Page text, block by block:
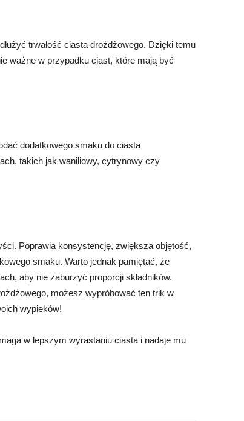
trwałość ciasta drożdżowego. Dzięki temu
ważne w przypadku ciast, które mają być
dodatkowego smaku do ciasta
takich jak waniliowy, cytrynowy czy
Poprawia konsystencję, zwiększa objętość,
smaku. Warto jednak pamiętać, że
aby nie zaburzyć proporcji składników.
możesz wypróbować ten trik w
wypieków!
w lepszym wyrastaniu ciasta i nadaje mu